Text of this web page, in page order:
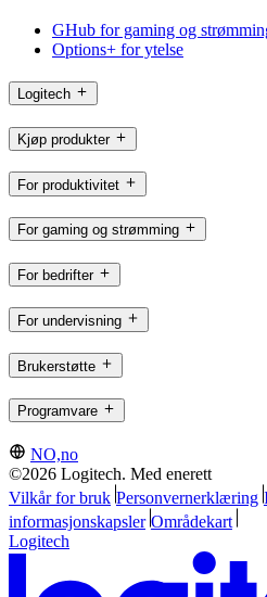
GHub for gaming og
Options+ for ytelse
Logitech
Kjøp produkter
For produktivitet
For gaming og strømming
For bedrifter
For undervisning
Brukerstøtte
Programvare
NO,no
©2026 Logitech. Med enerett
Vilkår for bruk Personvernerklæring
informasjonskapsler Områdekart
Logitech